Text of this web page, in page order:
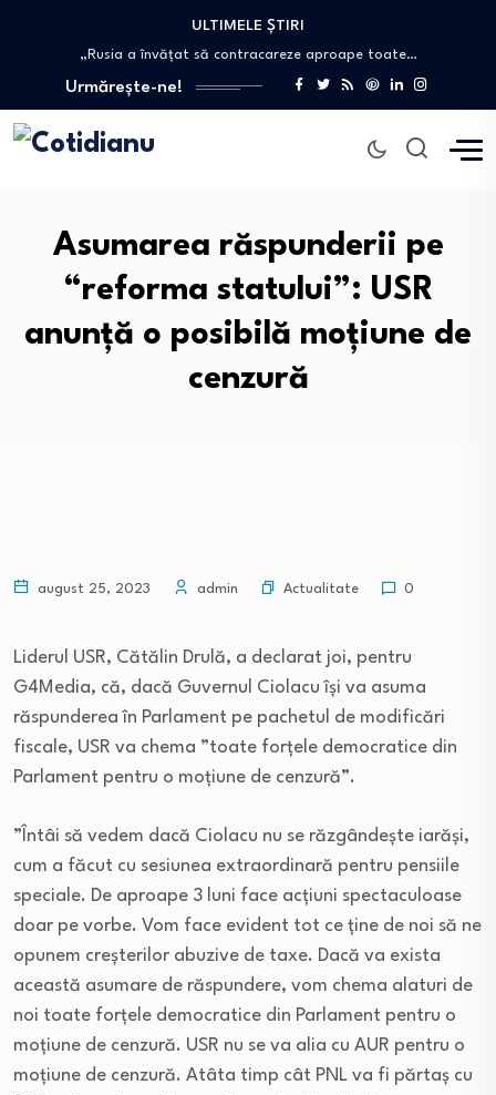
ULTIMELE ȘTIRI
Fisuri în relația dintre Nicușor Dan și…
„Rusia a învățat să contracareze aproape toate…
Cum a ajuns un fugar condamnat în…
„Nu avem nevoie de așa ceva”. Economistul…
Atac armat într-un liceu din Thailanda. Un…
Urmărește-ne!
Asumarea răspunderii pe
“reforma statului”: USR
anunță o posibilă moțiune de
cenzură
august 25, 2023 admin Actualitate 0
Liderul USR, Cătălin Drulă, a declarat joi, pentru
G4Media, că, dacă Guvernul Ciolacu își va asuma
răspunderea în Parlament pe pachetul de modificări
fiscale, USR va chema ”toate forțele democratice din
Parlament pentru o moțiune de cenzură”.
”Întâi să vedem dacă Ciolacu nu se răzgândește iarăși,
cum a făcut cu sesiunea extraordinară pentru pensiile
speciale. De aproape 3 luni face acțiuni spectaculoase
doar pe vorbe. Vom face evident tot ce ține de noi să ne
opunem creșterilor abuzive de taxe. Dacă va exista
această asumare de răspundere, vom chema alaturi de
noi toate forțele democratice din Parlament pentru o
moțiune de cenzură. USR nu se va alia cu AUR pentru o
moțiune de cenzură. Atâta timp cât PNL va fi părtaș cu